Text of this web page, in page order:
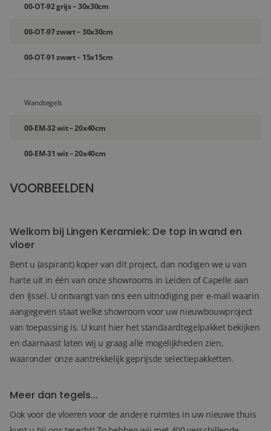
00-OT-92 grijs – 30x30cm
00-OT-97 zwart – 30x30cm
00-OT-91 zwart – 15x15cm
Wandtegels
00-EM-32 wit – 20x40cm
00-EM-31 wit – 20x40cm
VOORBEELDEN
Welkom bij Lingen Keramiek: De top in wand en
vloer
Bent u (aspirant) koper van dit project, dan nodigen we u van
harte uit in één van onze showrooms in Leiden of Capelle aan
den IJssel. U ontvangt van ons een uitnodiging per e-mail waarin
aangegeven staat welke showroom voor uw nieuwbouwproject
van toepassing is. U kunt hier het standaardtegelpakket bekijken
en daarnaast laten wij u graag alle mogelijkheden zien,
waaronder onze aantrekkelijk geprijsde selectiepakketten.
Meer dan tegels...
Ook voor de vloeren voor de andere ruimtes in uw nieuwe thuis